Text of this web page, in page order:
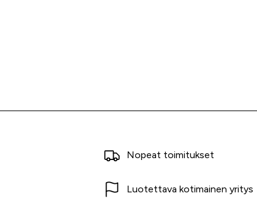
Nopeat toimitukset
Luotettava kotimainen yritys